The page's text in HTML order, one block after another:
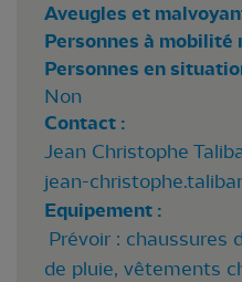
Aveugles et
Personnes à mobilité
Personnes en
Non
Contact :
Jean Christophe
jean-
Equipement :
Prévoir : chaussures
de pluie, vêtements